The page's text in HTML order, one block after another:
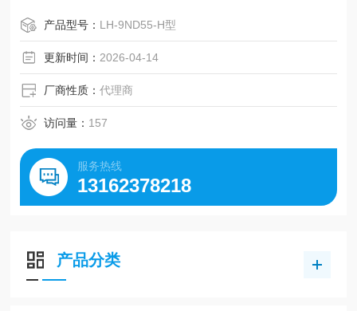
件要求严苛的工业检测、色彩评价与科研实验场景。
产品型号： LH-9ND55-H型
更新时间： 2026-04-14
厂商性质：代理商
访问量： 157
服务热线
13162378218
产品分类